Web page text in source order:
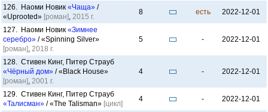
126. Наоми Новик «Чаща» /
«Uprooted» [роман], 2015 г.
8 есть 2022-12-01
127. Наоми Новик «Зимнее
серебро» / «Spinning Silver»
[роман], 2018 г.
5 - 2022-12-01
128. Стивен Кинг, Питер Страуб
«Чёрный дом» / «Black House»
[роман], 2001 г.
4 - 2022-12-01
129. Стивен Кинг, Питер Страуб
«Талисман» / «The Talisman» [цикл]
4 - 2022-12-01